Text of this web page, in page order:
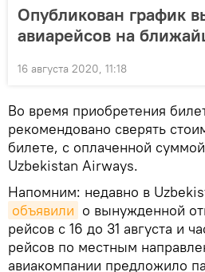
Опубликован график
авиарейсов на
16 августа 2020, 11:18
Во время приобретения
рекомендовано сверять
билете, с оплаченной
Uzbekistan Airways.
Напомним: недавно в
объявили о вынужденной
рейсов с 16 до 31 августа и
рейсов по местным
авиакомпании предложило